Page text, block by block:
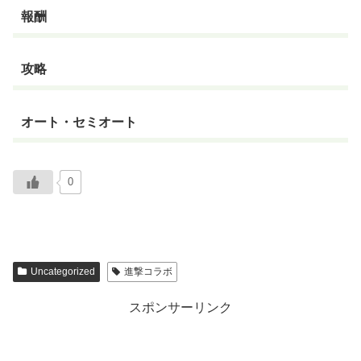
報酬
攻略
オート・セミオート
0
Uncategorized 進撃コラボ
スポンサーリンク